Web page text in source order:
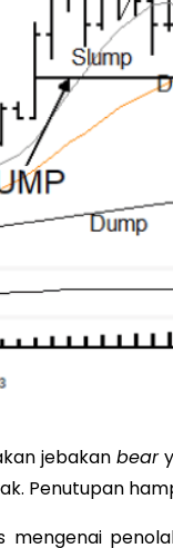
jebakan bear
Penutupan
mengenai